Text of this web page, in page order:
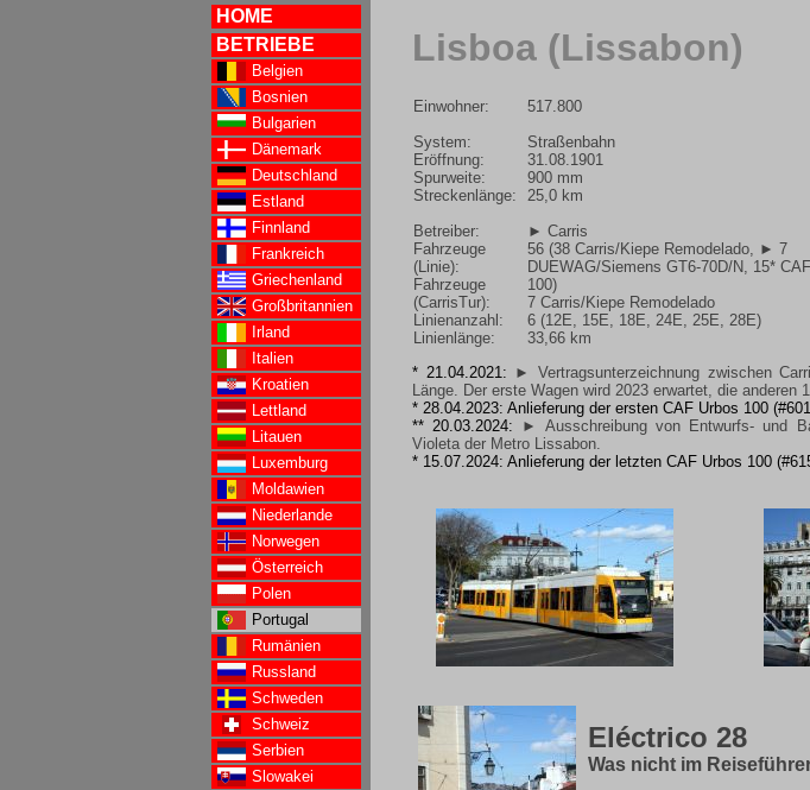
HOME
BETRIEBE
Belgien
Bosnien
Bulgarien
Dänemark
Deutschland
Estland
Finnland
Frankreich
Griechenland
Großbritannien
Irland
Italien
Kroatien
Lettland
Litauen
Luxemburg
Moldawien
Niederlande
Norwegen
Österreich
Polen
Portugal
Rumänien
Russland
Schweden
Schweiz
Serbien
Slowakei
Lisboa (Lissabon)
Einwohner:
System:
Eröffnung:
Spurweite:
Streckenlänge:
Betreiber:
Fahrzeuge
(Linie):
Fahrzeuge
(CarrisTur):
Linienanzahl:
Linienlänge:
517.800
Straßenbahn
31.08.1901
900 mm
25,0 km
► Carris
56 (38 Carris/Kiepe Remodelado,
► 7
DUEWAG/Siemens GT6-70D/N
, 15*
100)
7 Carris/Kiepe Remodelado
6 (12E, 15E, 18E, 24E, 25E, 28E)
33,66 km
* 21.04.2021: ► Vertragsunterzeichnung zwischen
Länge. Der erste Wagen wird 2023 erwartet, die
* 28.04.2023: Anlieferung der ersten CAF Urbos 100
** 20.03.2024:
► Ausschreibung von Entwurfs- und
Violeta der Metro Lissabon.
* 15.07.2024: Anlieferung der letzten CAF Urbos 100
Eléctrico 28
Was nicht im